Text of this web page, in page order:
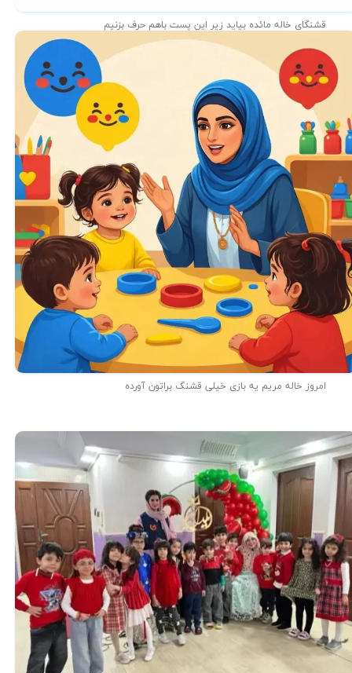
قشنگای خاله مائده بیاید زیر این پست باهم حرف بزنیم
امروز خاله مریم یه بازی خیلی قشنگ براتون آورده